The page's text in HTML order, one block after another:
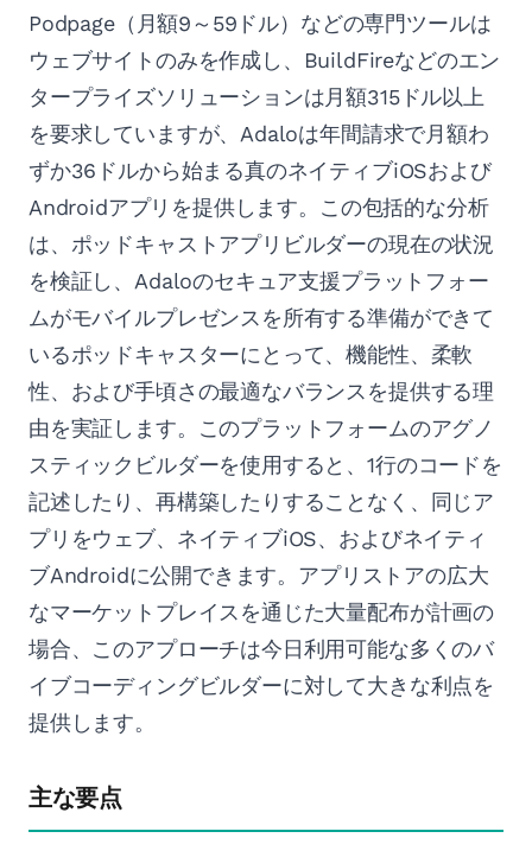
Podpage（月額9～59ドル）などの専門ツールは
ウェブサイトのみを作成し、BuildFireなどのエン
タープライズソリューションは月額315ドル以上
を要求していますが、Adaloは年間請求で月額わ
ずか36ドルから始まる真のネイティブiOSおよび
Androidアプリを提供します。この包括的な分析
は、ポッドキャストアプリビルダーの現在の状況
を検証し、Adaloのセキュア支援プラットフォー
ムがモバイルプレゼンスを所有する準備ができて
いるポッドキャスターにとって、機能性、柔軟
性、および手頃さの最適なバランスを提供する理
由を実証します。このプラットフォームのアグノ
スティックビルダーを使用すると、1行のコードを
記述したり、再構築したりすることなく、同じア
プリをウェブ、ネイティブiOS、およびネイティ
ブAndroidに公開できます。アプリストアの広大
なマーケットプレイスを通じた大量配布が計画の
場合、このアプローチは今日利用可能な多くのバ
イブコーディングビルダーに対して大きな利点を
提供します。
主な要点